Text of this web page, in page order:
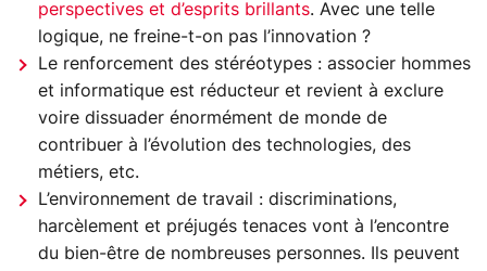
perspectives et d’esprits brillants. Avec une telle
logique, ne freine-t-on pas l’innovation ?
Le renforcement des stéréotypes : associer hommes
et informatique est réducteur et revient à exclure
voire dissuader énormément de monde de
contribuer à l’évolution des technologies, des
métiers, etc.
L’environnement de travail : discriminations,
harcèlement et préjugés tenaces vont à l’encontre
du bien-être de nombreuses personnes. Ils peuvent